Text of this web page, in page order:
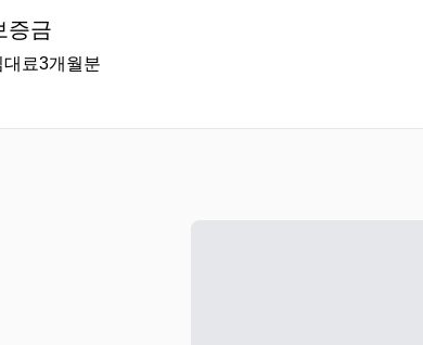
증금
대료3개월분